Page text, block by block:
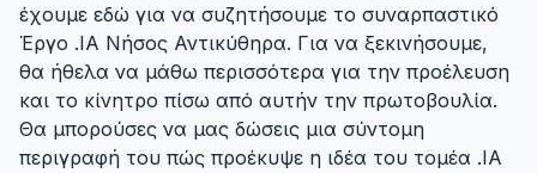
έχουμε εδώ για να συζητήσουμε το συναρπαστικό
Έργο .IA Νήσος Αντικύθηρα. Για να ξεκινήσουμε,
θα ήθελα να μάθω περισσότερα για την προέλευση
και το κίνητρο πίσω από αυτήν την πρωτοβουλία.
Θα μπορούσες να μας δώσεις μια σύντομη
περιγραφή του πώς προέκυψε η ιδέα του τομέα .IA